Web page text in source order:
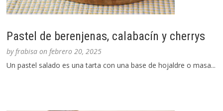
Pastel de berenjenas, calabacín y cherrys
byfrabisa onfebrero 20, 2025
Un pastel salado es una tarta con una base de hojaldre o masa...